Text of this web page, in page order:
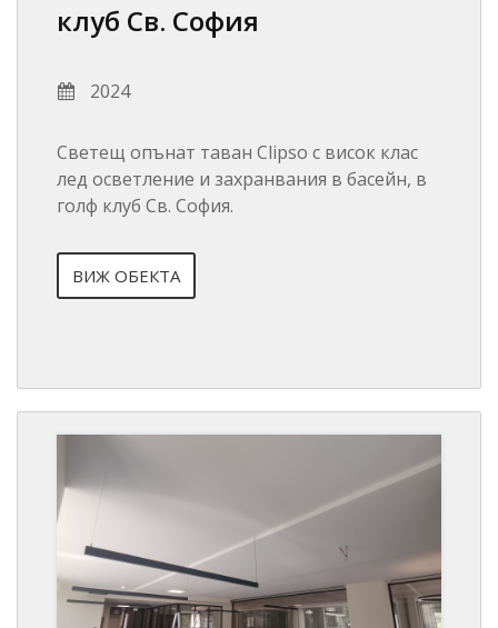
клуб Св. София
2024
Светещ опънат таван Clipso с висок клас
лед осветление и захранвания в басейн, в
голф клуб Св. София.
ВИЖ ОБЕКТА